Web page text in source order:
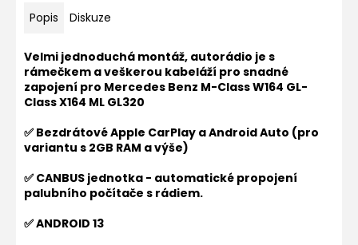
Popis Diskuze
Velmi jednoduchá montáž, autorádio je s
rámečkem a veškerou kabeláží pro snadné
zapojení pro Mercedes Benz M-Class W164 GL-
Class X164 ML GL320
✅ Bezdrátové Apple CarPlay a Android Auto (pro
variantu s 2GB RAM a výše)
✅ CANBUS jednotka - automatické propojení
palubního počítače s rádiem.
✅ ANDROID 13